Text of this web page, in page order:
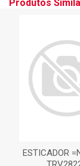
Produtos
ESTICADOR